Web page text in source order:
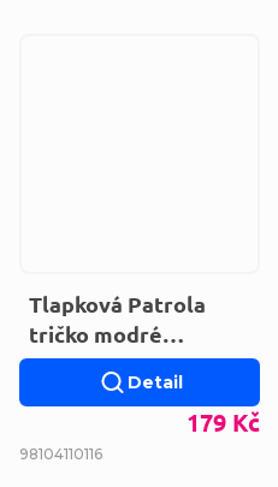
Tlapková Patrola
tričko modré
EV1180.BIO
179 Kč
Detail
98104110116